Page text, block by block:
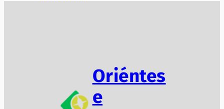
Oriéntes
e